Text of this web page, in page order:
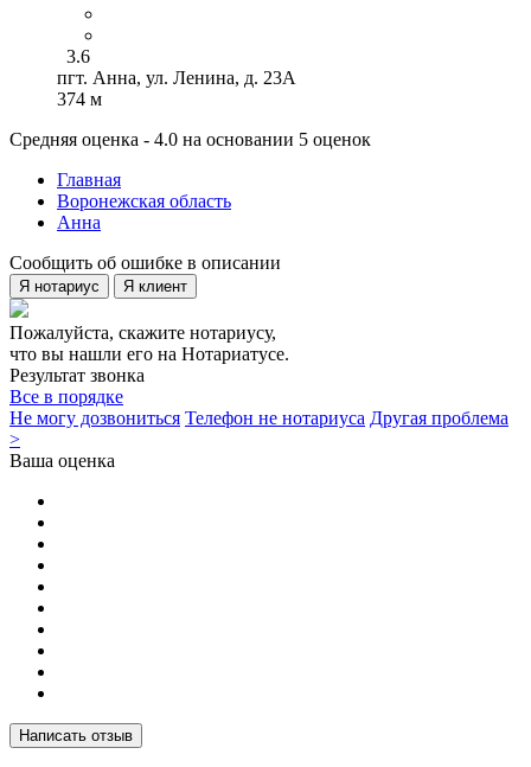
3.6
пгт. Анна, ул. Ленина, д. 23А
374 м
Средняя оценка - 4.0 на основании 5 оценок
Главная
Воронежская область
Анна
Сообщить об ошибке в описании
Я нотариус Я клиент
Пожалуйста, скажите нотариусу,
что вы нашли его на Нотариатусе.
Результат звонка
Все в порядке
Не могу дозвониться Телефон не нотариуса Другая проблема
>
Ваша оценка
Написать отзыв